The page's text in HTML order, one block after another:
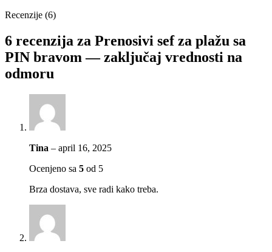
Recenzije (6)
6 recenzija za Prenosivi sef za plažu sa
PIN bravom — zaključaj vrednosti na
odmoru
Tina – april 16, 2025
Ocenjeno sa 5 od 5
Brza dostava, sve radi kako treba.